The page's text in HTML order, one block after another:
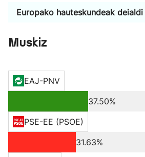
Europako hauteskundeak
Muskiz
EAJ-PNV
37.50%
PSE-EE (PSOE)
31.63%